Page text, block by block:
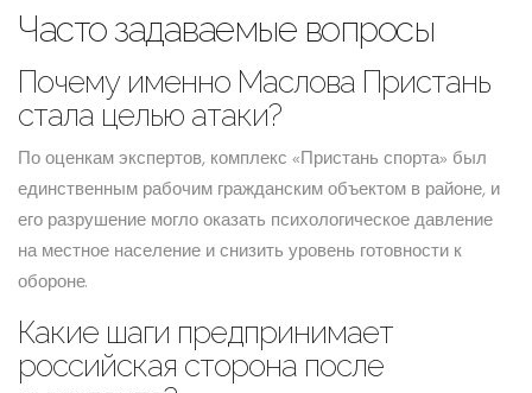
Часто задаваемые вопросы
Почему именно Маслова Пристань
стала целью атаки?
По оценкам экспертов, комплекс «Пристань спорта» был
единственным рабочим гражданским объектом в районе, и
его разрушение могло оказать психологическое давление
на местное население и снизить уровень готовности к
обороне.
Какие шаги предпринимает
российская сторона после